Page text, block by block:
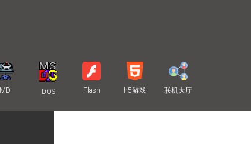
MD DOS Flash h5游戏 联机大厅